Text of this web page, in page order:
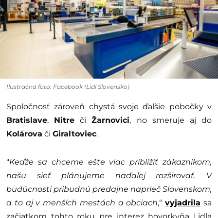
Ilustračná foto: Facebook (Lidl Slovensko)
Spoločnosť zároveň chystá svoje ďalšie pobočky v
Bratislave, Nitre čiŽarnovici, no smeruje aj do
Kolárova či Giraltoviec.
“Keďže sa chceme ešte viac priblížiť zákazníkom,
našu sieť plánujeme naďalej rozširovať. V
budúcnosti pribudnú predajne naprieč Slovenskom,
a to aj v menších mestách a obciach,“vyjadrila sa